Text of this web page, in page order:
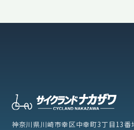
神奈川県川崎市幸区中幸町3丁目13番